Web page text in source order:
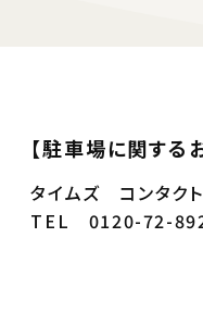
【駐車場に関する
タイムズ コンタク
TEL 0120-72-8924